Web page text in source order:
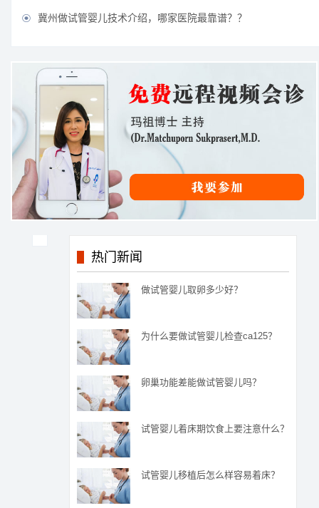
 冀州做试管婴儿技术介绍，哪家医院最靠谱？？
热门新闻
做试管婴儿取卵多少好？
为什么要做试管婴儿检查ca125？
卵巢功能差能做试管婴儿吗？
试管婴儿着床期饮食上要注意什么？
试管婴儿移植后怎么样容易着床？